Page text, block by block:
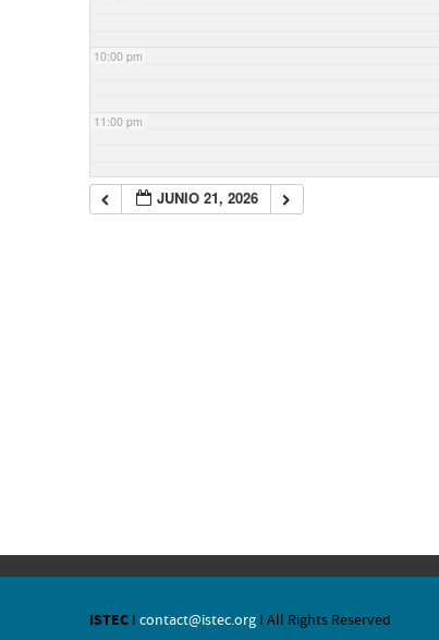
10:00 pm
11:00 pm
JUNIO 21, 2026
ISTEC I contact@istec.org I All Rights Reserved